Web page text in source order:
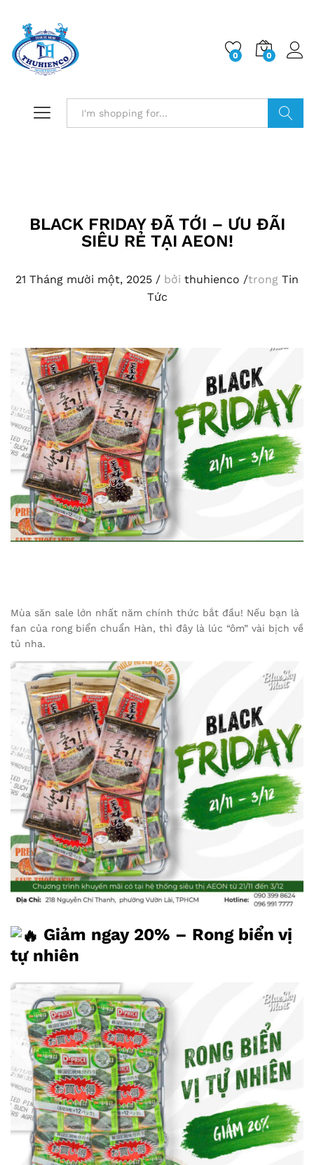
0 0
BLACK FRIDAY ĐÃ TỚI – ƯU ĐÃI
SIÊU RẺ TẠI AEON!
21 Tháng mười một, 2025 / bởi thuhienco /trong Tin
Tức
Mùa săn sale lớn nhất năm chính thức bắt đầu! Nếu bạn là
fan của rong biển chuẩn Hàn, thì đây là lúc “ôm” vài bịch về
tủ nha.
Giảm ngay 20% – Rong biển vị
tự nhiên